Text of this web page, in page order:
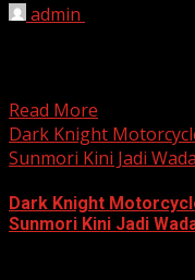
admin
Read More
Dark Knight
Sunmori Kini Jadi
Dark Knight
Sunmori Kini Jadi